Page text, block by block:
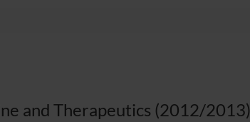
and Therapeutics (2012/2013)